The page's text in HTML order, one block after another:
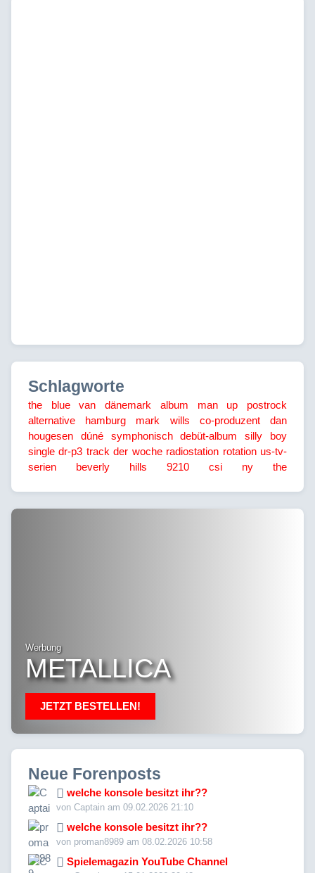
Schlagworte
the blue van dänemark album man up
postrock
alternative
hamburg mark wills co-produzent
dan
hougesen
dúné symphonisch debüt-album
silly boy
single dr-p3 track der woche radiostation rotation us-tv-
serien
beverly hills 9210 csi ny the
Werbung
METALLICA
JETZT BESTELLEN!
Neue Forenposts
welche konsole besitzt ihr??
von Captain am 09.02.2026 21:10
welche konsole besitzt ihr??
von proman8989 am 08.02.2026 10:58
Spielemagazin YouTube Channel